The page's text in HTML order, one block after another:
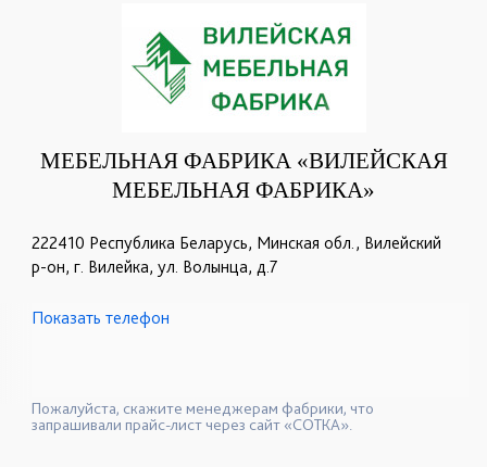
МЕБЕЛЬНАЯ ФАБРИКА «ВИЛЕЙСКАЯ
МЕБЕЛЬНАЯ ФАБРИКА»
222410 Республика Беларусь, Минская обл., Вилейский
р-он, г. Вилейка, ул. Волынца, д.7
☎+375(1771)3-14-32
Показать телефон
Пожалуйста, скажите менеджерам фабрики, что
запрашивали прайс-лист через сайт «СОТКА».